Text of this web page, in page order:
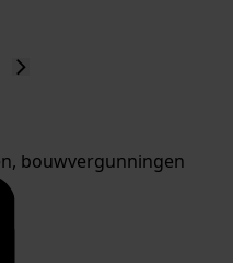
bouwvergunningen